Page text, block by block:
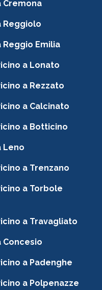
Cremona
Reggiolo
Emilia
a Lonato
a Rezzato
a Calcinato
a Botticino
Leno
a Trenzano
a Torbole
a Travagliato
Concesio
a Padenghe
a Polpenazze